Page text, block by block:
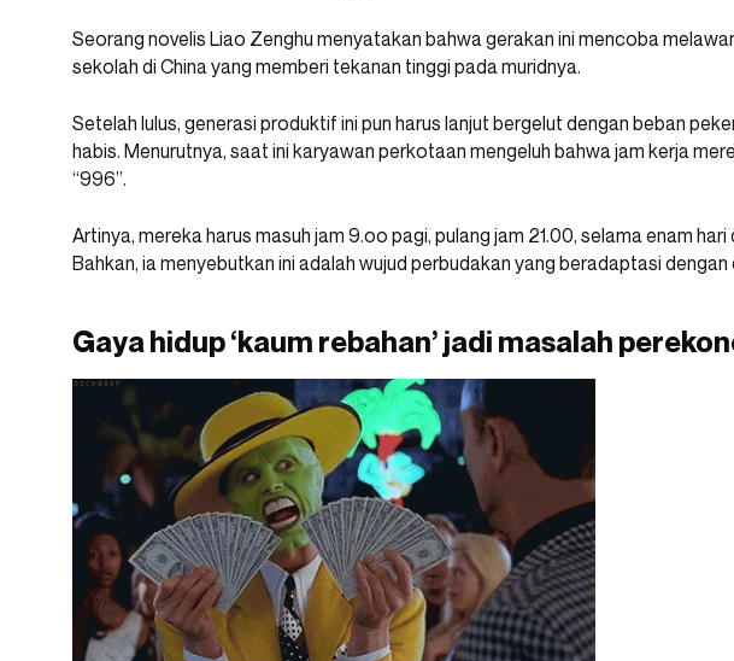
Seorang novelis Liao Zenghu menyatakan bahwa gerakan ini mencoba
sekolah di China yang memberi tekanan tinggi pada muridnya.
Setelah lulus, generasi produktif ini pun harus lanjut bergelut dengan beban
habis. Menurutnya, saat ini karyawan perkotaan mengeluh bahwa jam kerja
“996”.
Artinya, mereka harus masuh jam 9.oo pagi, pulang jam 21.00, selama enam
Bahkan, ia menyebutkan ini adalah wujud perbudakan yang beradaptasi dengan
Gaya hidup ‘kaum rebahan’ jadi masalah